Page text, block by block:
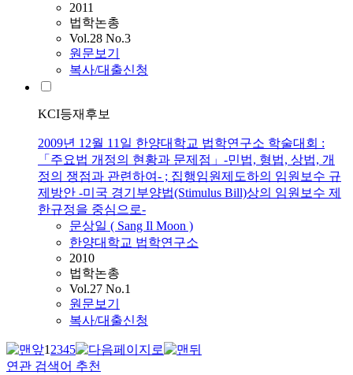
2011
법학논총
Vol.28 No.3
원문보기
복사/대출신청
KCI등재후보
2009년 12월 11일 한양대학교 법학연구소 학술대회 :
「주요법 개정의 현황과 문제점」-민법, 형법, 상법, 개
정의 쟁점과 관련하여- ; 집행임원제도하의 임원보수 규
제방안 -미국 경기부양법(Stimulus Bill)상의 임원보수 제
한규정을 중심으로-
문상일 ( Sang Il Moon )
한양대학교 법학연구소
2010
법학논총
Vol.27 No.1
원문보기
복사/대출신청
12345
연관 검색어 추천